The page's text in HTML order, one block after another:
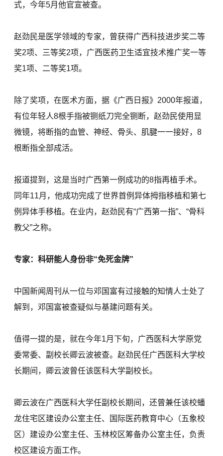
式，今年5月他官宣被查。
赵劲民是医学领域的专家，曾获得广西科技进步奖二等
奖2项、三等奖2项，广西医药卫生适宜技术推广奖一等
奖1项、二等奖1项。
除了奖项，在医术方面，据《广西日报》2000年报道，
有位年轻人8根手指被铡纸刀完全铡断，赵劲民使用显
微镜，将断指的血管、神经、骨头、肌腱一一接好，8
根断指全部成活。
报道提到，这是当时广西第一例成功的8指再植手术。
同年11月，他成功完成了世界首例异体拇指移植和第七
例异体手移植。在业内，赵劲民有“广西第一指”、“骨科
教父”之称。
专家：科研能人身份非“免死金牌”
中国新闻周刊从一位与邓国富有过接触的知情人士处了
解到，邓国富被查疑似与基建问题有关。
值得一提的是，就在今年1月下旬，广西医科大学原党
委常委、副校长卿云波被查。赵劲民任广西医科大学校
长期间，卿云波曾任该医科大学副校长。
卿云波在广西医科大学任副校长期间，还曾兼任该校蟠
龙住宅区建设办公室主任、国际医药教育中心（五象校
区）建设办公室主任、玉林校区筹备办公室主任，负责
校区建设方面工作。